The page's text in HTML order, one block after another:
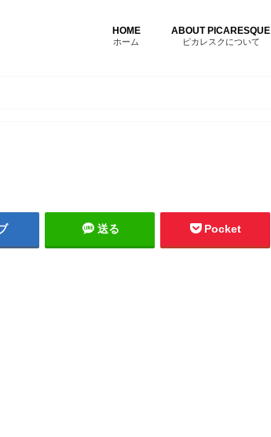
HOME
ホーム
ABOUT PICARESQUE
ピカレスクについて
送る Pocket